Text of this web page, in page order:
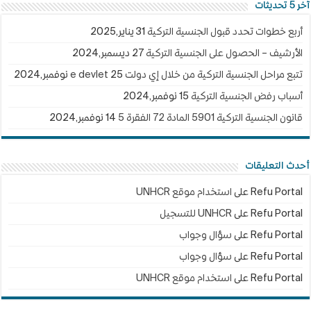
آخر 5 تحديثات
أربع خطوات تحدد قبول الجنسية التركية 31 يناير,2025
الأرشيف – الحصول على الجنسية التركية 27 ديسمبر,2024
تتبع مراحل الجنسية التركية من خلال إي دولت e devlet 25 نوفمبر,2024
أسباب رفض الجنسية التركية 15 نوفمبر,2024
قانون الجنسية التركية 5901 المادة 72 الفقرة 5 14 نوفمبر,2024
أحدث التعليقات
Refu Portal على استخدام موقع UNHCR
Refu Portal علىUNHCR للتسجيل
Refu Portal على سؤال وجواب
Refu Portal على سؤال وجواب
Refu Portal على استخدام موقع UNHCR